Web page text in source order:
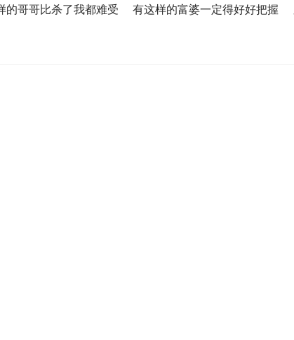
的哥哥比杀了我都难受 有这样的富婆一定得好好把握